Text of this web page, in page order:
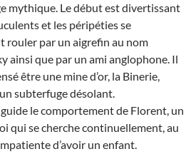
mythique. Le début est divertissant
et les péripéties se
rouler par un aigrefin au nom
ainsi que par un ami anglophone. Il
être une mine d’or, la Binerie,
subterfuge désolant.
le comportement de Florent, un
qui se cherche continuellement, au
d’avoir un enfant.